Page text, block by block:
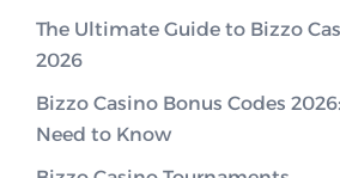
The Ultimate Guide to Bizzo
2026
Bizzo Casino Bonus Codes
Need to Know